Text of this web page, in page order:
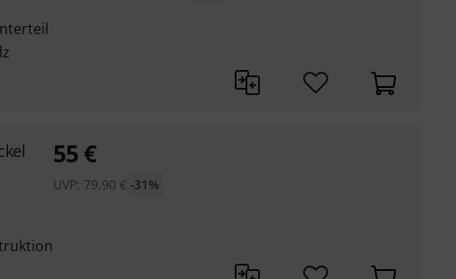
55€
UVP: 79,90 € -31%